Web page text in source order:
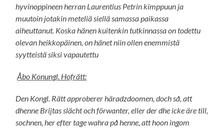
hyvinoppineen herran Laurentius Petrin kimppuun ja
muutoin jotakin meteliä siellä samassa paikassa
aiheuttanut. Koska hänen kuitenkin tutkinnassa on todettu
olevan heikkopäinen, on hänet niin ollen enemmistä
syytteistä siksi vapautettu
Åbo Konungl. Hofrätt:
Den Kongl. Rätt approberer häradzdoomen, doch så, att
dhenne Brijtas slächt och förwanter, eller der dhe icke äre till,
sochnen, her efter tage wahra på henne, att hoon ingom